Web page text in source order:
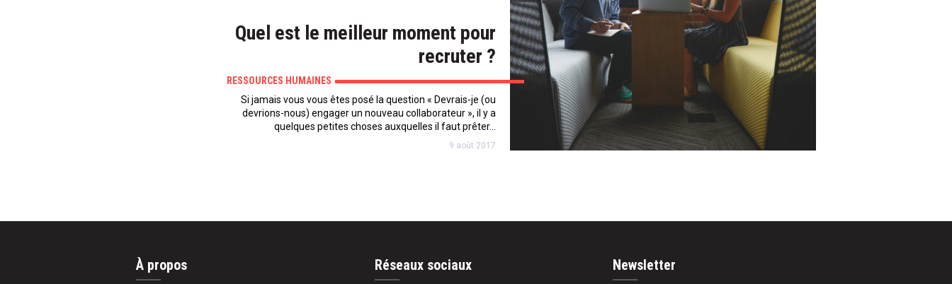
Quel est le meilleur moment pour
recruter ?
RESSOURCES HUMAINES
Si jamais vous vous êtes posé la question « Devrais-je (ou
devrions-nous) engager un nouveau collaborateur », il y a
quelques petites choses auxquelles il faut prêter…
9 août 2017
À propos Réseaux sociaux Newsletter